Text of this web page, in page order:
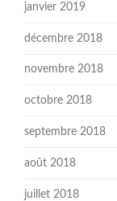
janvier 2019
décembre 2018
novembre 2018
octobre 2018
septembre 2018
août 2018
juillet 2018